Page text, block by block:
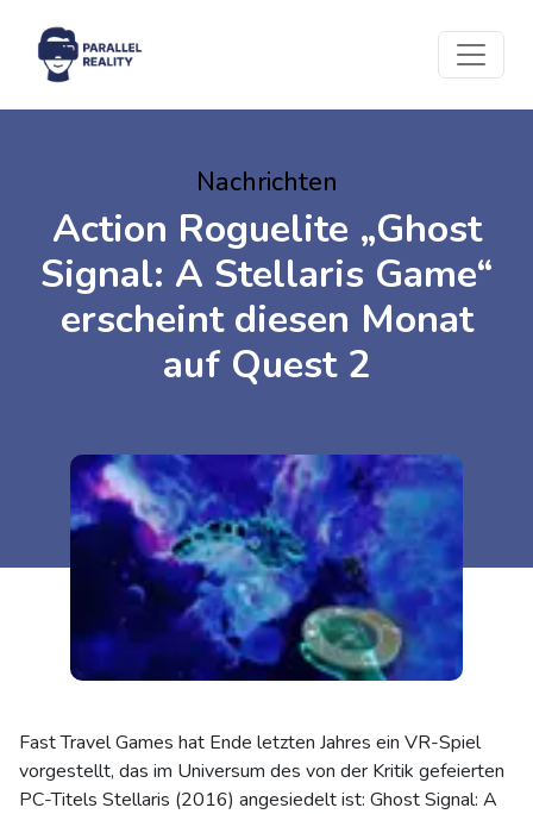
Nachrichten
Action Roguelite „Ghost
Signal: A Stellaris Game“
erscheint diesen Monat
auf Quest 2
Fast Travel Games hat Ende letzten Jahres ein VR-Spiel
vorgestellt, das im Universum des von der Kritik gefeierten
PC-Titels Stellaris (2016) angesiedelt ist: Ghost Signal: A